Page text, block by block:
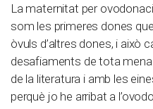
La maternitat per
som les primeres dones
òvuls d’altres dones, i això
desafiaments de tota
de la literatura i amb les
perquè jo he arribat a